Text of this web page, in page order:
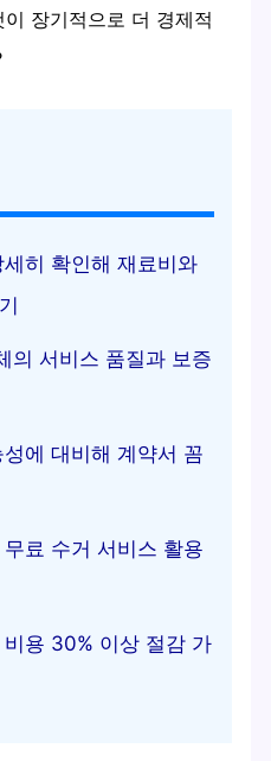
장기적으로 더 경제적
히 확인해 재료비와
의 서비스 품질과 보증
에 대비해 계약서 꼼
료 수거 서비스 활용
용 30% 이상 절감 가